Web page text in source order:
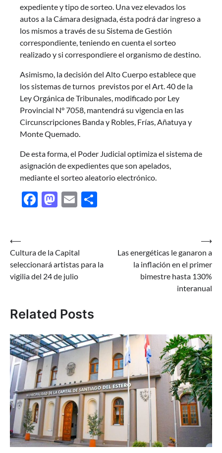
expediente y tipo de sorteo. Una vez elevados los
autos a la Cámara designada, ésta podrá dar ingreso a
los mismos a través de su Sistema de Gestión
correspondiente, teniendo en cuenta el sorteo
realizado y si correspondiere el organismo de destino.
Asimismo, la decisión del Alto Cuerpo establece que
los sistemas de turnos previstos por el Art. 40 de la
Ley Orgánica de Tribunales, modificado por Ley
Provincial N° 7058, mantendrá su vigencia en las
Circunscripciones Banda y Robles, Frías, Añatuya y
Monte Quemado.
De esta forma, el Poder Judicial optimiza el sistema de
asignación de expedientes que son apelados,
mediante el sorteo aleatorio electrónico.
Facebook
Mastodon
Email
Navegación
de
entradas
⟵
Cultura de la Capital
seleccionará artistas para la
vigilia del 24 de julio
Las energéticas le ganaron a
la inflación en el primer
bimestre hasta 130%
interanual
⟶
Related Posts